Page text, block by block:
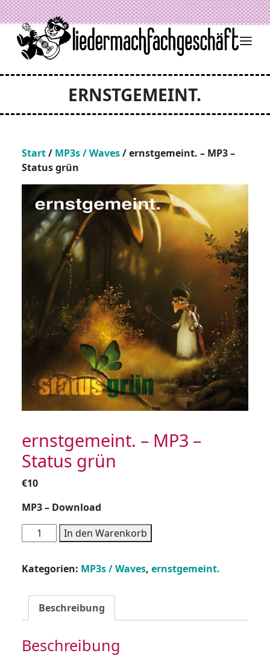
Zum Inhalt springen
ERNSTGEMEINT.
Start/ MP3s / Waves/ ernstgemeint. – MP3 –
Status grün
ernstgemeint. – MP3 –
Status grün
€10
MP3 – Download
ernstgemeint.
-
-
grün
Menge
In den Warenkorb
Kategorien: MP3s / Waves, ernstgemeint.
Beschreibung
Beschreibung